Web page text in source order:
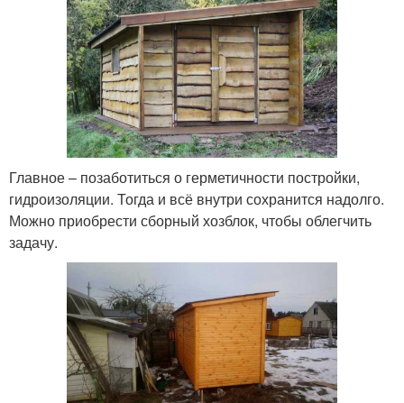
Главное – позаботиться о герметичности постройки,
гидроизоляции. Тогда и всё внутри сохранится надолго.
Можно приобрести сборный хозблок, чтобы облегчить
задачу.